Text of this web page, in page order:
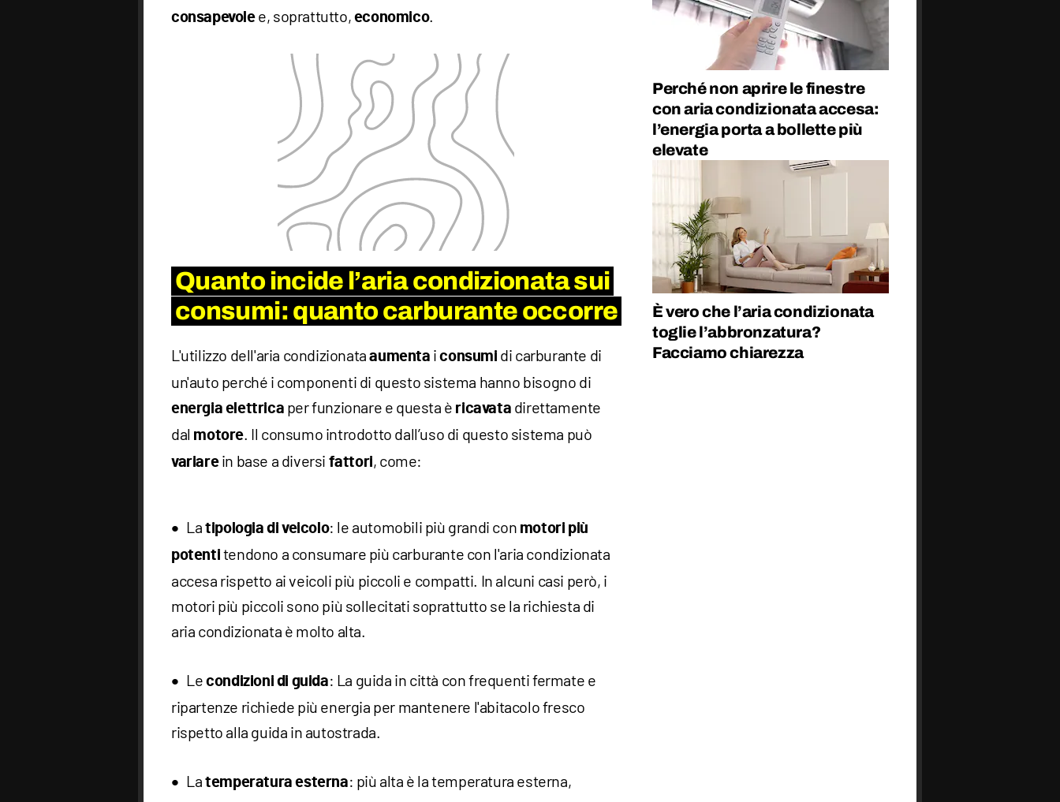
consapevolee, soprattutto, economico.
Quanto incide l’aria condizionata sui
consumi: quanto carburante occorre
L'utilizzo dell'aria condizionataaumenta iconsumi di carburante di
un'auto perché i componenti di questo sistema hanno bisogno di
energia elettrica per funzionare e questa è ricavata direttamente
dal motore. Il consumo introdotto dall’uso di questo sistema può
variarein base a diversi fattori, come:
Latipologia di veicolo: le automobili più grandi con motori più
potenti tendono a consumare più carburante con l'aria condizionata
accesa rispetto ai veicoli più piccoli e compatti. In alcuni casi però, i
motori più piccoli sono più sollecitati soprattutto se la richiesta di
aria condizionata è molto alta.
Lecondizioni di guida: La guida in città con frequenti fermate e
ripartenze richiede più energia per mantenere l'abitacolo fresco
rispetto alla guida in autostrada.
Latemperatura esterna: più alta è la temperatura esterna,
Perché non aprire le finestre
con aria condizionata accesa:
l’energia porta a bollette più
elevate
È vero che l’aria condizionata
toglie l’abbronzatura?
Facciamo chiarezza